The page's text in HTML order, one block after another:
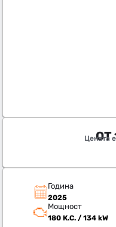
ОТ
Цената
Година
2025
Мощност
180 К.С. / 134 kW